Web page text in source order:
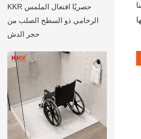
KKR حصريًا افتعال الملمس
الرخامي ذو السطح الصلب من
حجر الدش